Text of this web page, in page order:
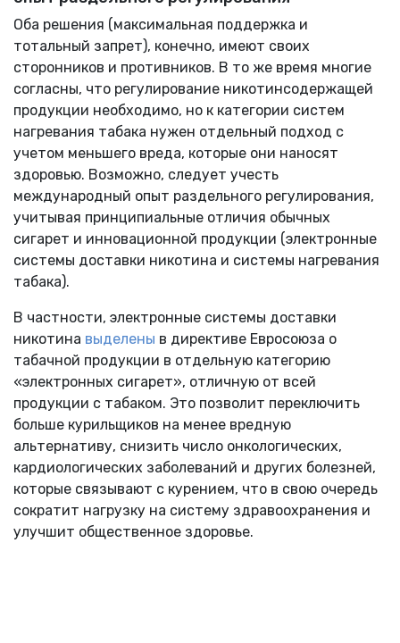
Оба решения (максимальная поддержка и
тотальный запрет), конечно, имеют своих
сторонников и противников. В то же время многие
согласны, что регулирование никотинсодержащей
продукции необходимо, но к категории систем
нагревания табака нужен отдельный подход с
учетом меньшего вреда, которые они наносят
здоровью. Возможно, следует учесть
международный опыт раздельного регулирования,
учитывая принципиальные отличия обычных
сигарет и инновационной продукции (электронные
системы доставки никотина и системы нагревания
табака).
В частности, электронные системы доставки
никотина выделены в директиве Евросоюза о
табачной продукции в отдельную категорию
«электронных сигарет», отличную от всей
продукции с табаком. Это позволит переключить
больше курильщиков на менее вредную
альтернативу, снизить число онкологических,
кардиологических заболеваний и других болезней,
которые связывают с курением, что в свою очередь
сократит нагрузку на систему здравоохранения и
улучшит общественное здоровье.